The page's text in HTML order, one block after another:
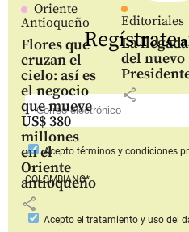
Oriente
Antioqueño
Flores que
cruzan el
cielo: así es
el negocio
que mueve
US$ 380
millones
en el
Oriente
antioqueño
share
Editoriales
La llegada
del nuevo
share
Regístrate
Aceptotérminos y condiciones
COLOMBIANO*
Acepto el tratamiento y uso del